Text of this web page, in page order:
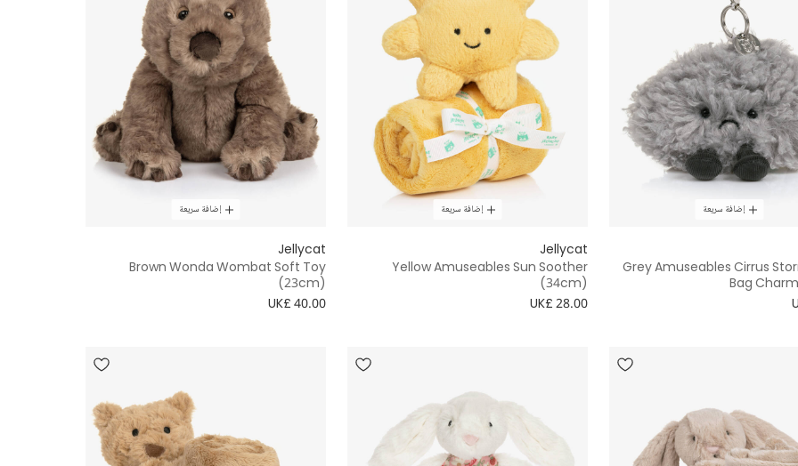
إضافة سريعة
Grey Amuseables Cirrus
Bag
إضافة سريعة
Jellycat
Yellow Amuseables Sun Soother
(34cm)
UK£ 28.00
إضافة سريعة
Jellycat
Brown Wonda Wombat Soft Toy
(23cm)
UK£ 40.00